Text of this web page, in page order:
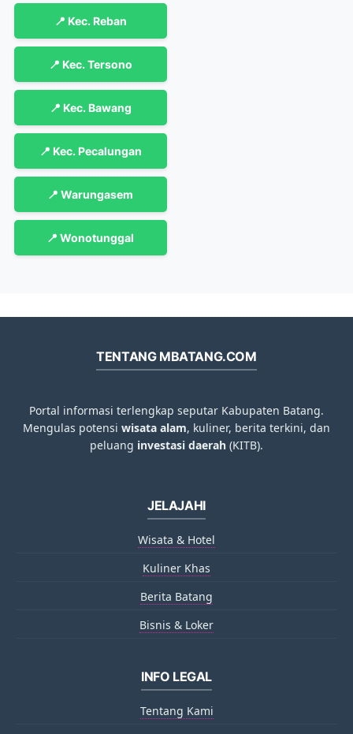
📍 Kec. Reban
📍 Kec. Tersono
📍 Kec. Bawang
📍 Kec. Pecalungan
📍 Warungasem
📍 Wonotunggal
TENTANG MBATANG.COM
Portal informasi terlengkap seputar Kabupaten Batang.
Mengulas potensi wisata alam, kuliner, berita terkini, dan
peluang investasi daerah (KITB).
JELAJAHI
Wisata & Hotel
Kuliner Khas
Berita Batang
Bisnis & Loker
INFO LEGAL
Tentang Kami